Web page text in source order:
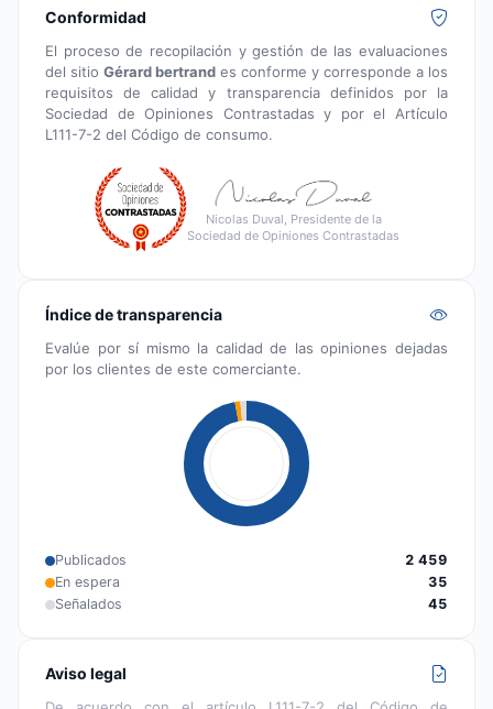
Conformidad
El proceso de recopilación y gestión de las evaluaciones
del sitio Gérard bertrand es conforme y corresponde a los
requisitos de calidad y transparencia definidos por la
Sociedad de Opiniones Contrastadas y por el Artículo
L111-7-2 del Código de consumo.
Nicolas Duval, Presidente de la
Sociedad de Opiniones Contrastadas
Índice de transparencia
Evalúe por sí mismo la calidad de las opiniones dejadas
por los clientes de este comerciante.
Publicados
2 459
En espera
35
Señalados
45
Aviso legal